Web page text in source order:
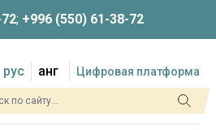
; +996 (550) 61-38-72
рус анг Цифровая платформа